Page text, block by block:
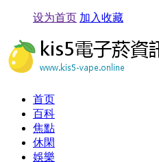
设为首页 加入收藏
首页
百科
焦點
休閑
娛樂